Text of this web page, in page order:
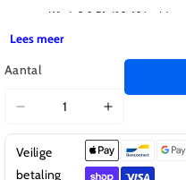
Wind: 3-6 Bft (12-40 km/u)
Lees meer
Aantal
verlagen
voor
HQ
Aantal
verhogen
voor
HQ
Veilige
betaling